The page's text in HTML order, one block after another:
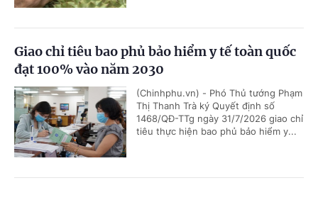
Giao chỉ tiêu bao phủ bảo hiểm y tế toàn quốc
đạt 100% vào năm 2030
(Chinhphu.vn) - Phó Thủ tướng Phạm
Thị Thanh Trà ký Quyết định số
1468/QĐ-TTg ngày 31/7/2026 giao chỉ
tiêu thực hiện bao phủ bảo hiểm y...